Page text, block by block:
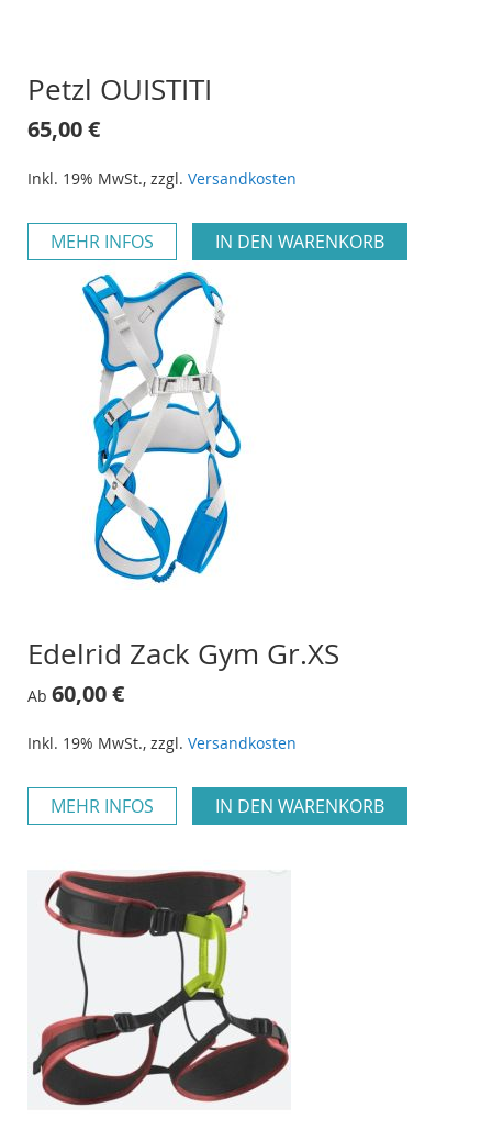
Petzl OUISTITI
65,00 €
Inkl. 19% MwSt., zzgl. Versandkosten
MEHR INFOS IN DEN WARENKORB
Edelrid Zack Gym Gr.XS
Ab 60,00 €
Inkl. 19% MwSt., zzgl. Versandkosten
MEHR INFOS IN DEN WARENKORB